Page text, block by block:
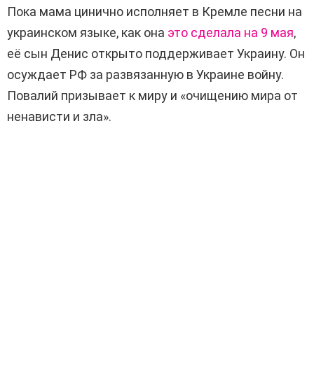
Пока мама цинично исполняет в Кремле песни на
украинском языке, как она это сделала на 9 мая,
её сын Денис открыто поддерживает Украину. Он
осуждает РФ за развязанную в Украине войну.
Повалий призывает к миру и «очищению мира от
ненависти и зла».